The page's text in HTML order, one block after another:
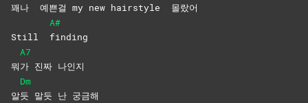
꽤나 예쁜걸 my new hairstyle 몰랐어
Still
A#
finding
뭐
A7
가 진짜 나인지
알
Dm
듯 말듯 난 궁금해